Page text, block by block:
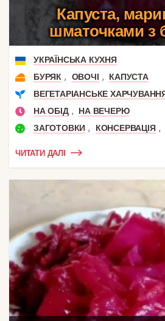
Капуста,
шматочками з
УКРАЇНСЬКА КУХНЯ
БУРЯК , ОВОЧІ ,
КАПУСТА
ВЕГЕТАРІАНСЬКЕ
НА ОБІД ,
НА ВЕЧЕРЮ
ЗАГОТОВКИ , КОНСЕРВАЦІЯ ,
ЧИТАТИ ДАЛІ